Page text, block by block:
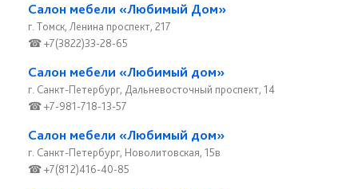
Салон мебели «Любимый Дом»
г. Томск, Ленина проспект, 217
☎ +7(3822)33-28-65
Салон мебели «Любимый дом»
г. Санкт-Петербург, Дальневосточный проспект, 14
☎ +7-981-718-13-57
Салон мебели «Любимый дом»
г. Санкт-Петербург, Новолитовская, 15в
☎ +7(812)416-40-85